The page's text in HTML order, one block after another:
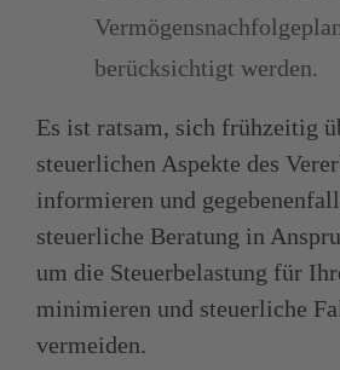
berücksichtigt werden.
Es ist ratsam, sich frühzeitig
steuerlichen Aspekte des
informieren und
steuerliche Beratung in
um die Steuerbelastung für
minimieren und steuerliche
vermeiden.